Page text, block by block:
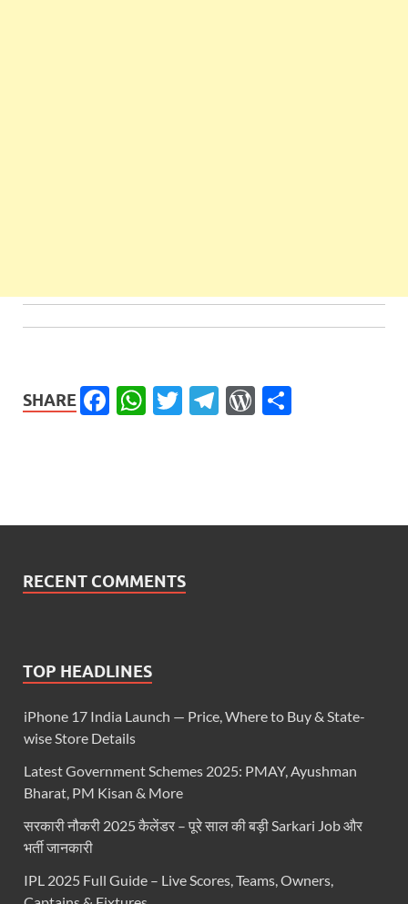
SHARE Facebook
WhatsApp
Twitter
Telegram
WordPress
RECENT COMMENTS
TOP HEADLINES
iPhone 17 India Launch — Price, Where to Buy & State-
wise Store Details
Latest Government Schemes 2025: PMAY, Ayushman
Bharat, PM Kisan & More
सरकारी नौकरी 2025 कैलेंडर – पूरे साल की बड़ी Sarkari Job और
भर्ती जानकारी
IPL 2025 Full Guide – Live Scores, Teams, Owners,